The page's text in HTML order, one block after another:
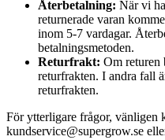
Återbetalning: När vi
returnerade varan
inom 5-7 vardagar.
betalningsmetoden.
Returfrakt: Om returen
returfrakten. I andra fall
returfrakten.
För ytterligare frågor, vänligen
kundservice@supergrow.se